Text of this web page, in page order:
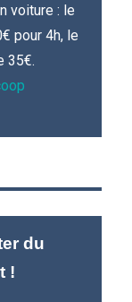
voiture : le
pour 4h, le
35€.
du
!